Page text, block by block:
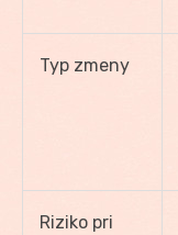
Typ zmeny
Riziko pri